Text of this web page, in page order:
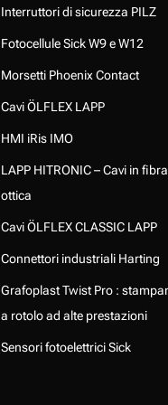
Interruttori di sicurezza PILZ
Fotocellule Sick W9 e W12
Morsetti Phoenix Contact
Cavi ÖLFLEX LAPP
HMI iRis IMO
LAPP HITRONIC – Cavi in fibra
ottica
Cavi ÖLFLEX CLASSIC LAPP
Connettori industriali Harting
Grafoplast Twist Pro :
a rotolo ad alte prestazioni
Sensori fotoelettrici Sick